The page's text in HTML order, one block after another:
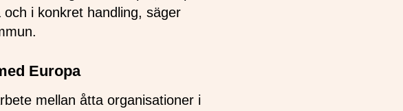
i konkret handling, säger
Europa
mellan åtta organisationer i